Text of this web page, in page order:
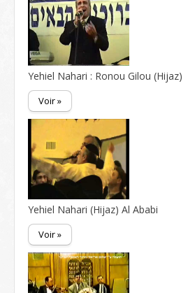
Yehiel Nahari : Ronou Gilou (Hijaz)
Voir »
Yehiel Nahari (Hijaz) Al Ababi
Voir »